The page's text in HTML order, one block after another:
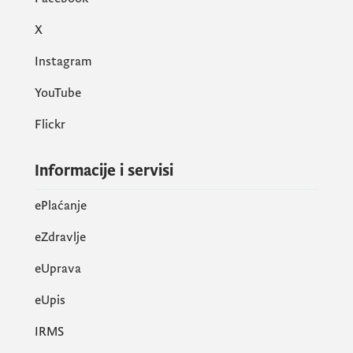
X
Instagram
YouTube
Flickr
Informacije i servisi
ePlaćanje
eZdravlje
eUprava
еUpis
IRMS